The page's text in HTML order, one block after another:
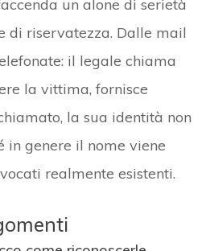
un alone di serietà
di riservatezza. Dalle mail
il legale chiama
la vittima, fornisce
la sua identità non
in genere il nome viene
realmente esistenti.